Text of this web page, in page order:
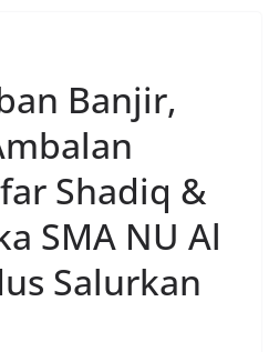
Banjir,
Shadiq &
SMA NU Al
Salurkan